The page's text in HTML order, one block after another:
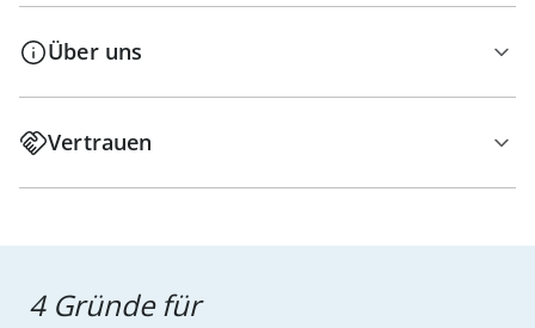
Über uns
Vertrauen
4 Gründe für